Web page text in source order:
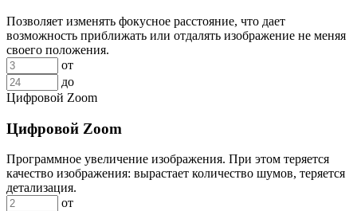
Позволяет изменять фокусное расстояние, что дает
возможность приближать или отдалять изображение не меняя
своего положения.
от
до
Цифровой Zoom
Цифровой Zoom
Программное увеличение изображения. При этом теряется
качество изображения: вырастает количество шумов, теряется
детализация.
от